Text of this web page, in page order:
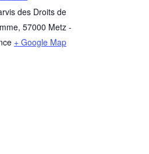
des Droits de
, 57000 Metz -
+ Google Map